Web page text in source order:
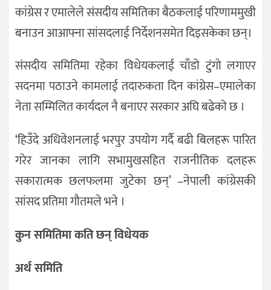
कांग्रेस र एमालेले संसदीय समितिका बैठकलाई परिणाममुखी
बनाउन आआफ्ना सांसदलाई निर्देशनसमेत दिइसकेका छन्।
संसदीय समितिमा रहेका विधेयकलाई चाँडो टुंगो लगाएर
सदनमा पठाउने कामलाई तदारुकता दिन कांग्रेस–एमालेका
नेता सम्मिलित कार्यदल नै बनाएर सरकार अघि बढेको छ ।
‘हिउँदे अधिवेशनलाई भरपुर उपयोग गर्दै बढी बिलहरू पारित
गरेर जानका लागि सभामुखसहित राजनीतिक दलहरू
सकारात्मक छलफलमा जुटेका छन्’ –नेपाली कांग्रेसकी
सांसद प्रतिमा गौतमले भने ।
कुन समितिमा कति छन् विधेयक
अर्थ समिति